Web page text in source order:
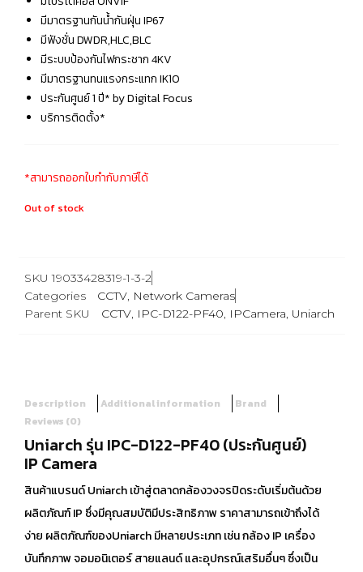
มีมาตรฐานกันน้ำกันฝุ่น IP67
มีฟังชั่น DWDR,HLC,BLC
มีระบบป้องกันไฟกระชาก 4KV
มีมาตรฐานทนแรงกระแทก IK10
ประกันศูนย์ 1 ปี* by Digital Focus
บริการติดตั้ง*
*สามารถออกใบกำกับภาษีได้
Out of stock
SKU19033428319-1-3-2
Categories
CCTV, Network Cameras
Parent SKU
CCTV, IPC-D122-PF40, IPCamera, Uniarch
Description Additional information
Brand
Reviews (0)
Uniarch รุ่น IPC-D122-PF40 (ประกันศูนย์)
IP Camera
สินค้าแบรนด์ Uniarch เข้าสู่ตลาดกล้องวงจรปิดระดับเริ่มต้นด้วย
ผลิตภัณฑ์ IP ซึ่งมีคุณสมบัติมีประสิทธิภาพ ราคาสามารถเข้าถึงได้
ง่าย ผลิตภัณฑ์ของUniarch มีหลายประเภท เช่น กล้อง IP เครื่อง
บันทึกภาพ จอมอนิเตอร์ สายแลนด์ และอุปกรณ์เสริมอื่นๆ ซึ่งเป็น